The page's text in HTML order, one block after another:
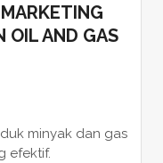
OIL AND GAS
minyak dan gas
efektif.